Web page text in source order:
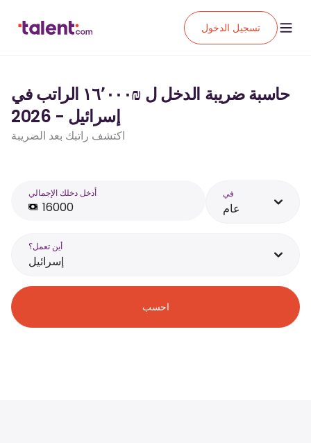
تسجيل الدخول
حاسبة ضريبة الدخل ل ₪‏١٦٬٠٠٠ الراتب في
إسرائيل - 2026
اكتشف راتبك بعد الضريبة
أَدخل دخلك الإجمالي في
عام
أين تعمل؟
إسرائيل
احسب